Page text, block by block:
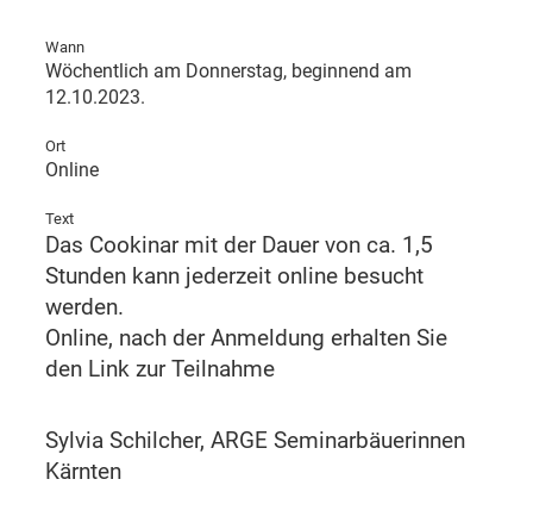
Wann
Wöchentlich am Donnerstag, beginnend am
12.10.2023.
Ort
Online
Text
Das Cookinar mit der Dauer von ca. 1,5
Stunden kann jederzeit online besucht
werden.
Online, nach der Anmeldung erhalten Sie
den Link zur Teilnahme
Sylvia Schilcher, ARGE Seminarbäuerinnen
Kärnten